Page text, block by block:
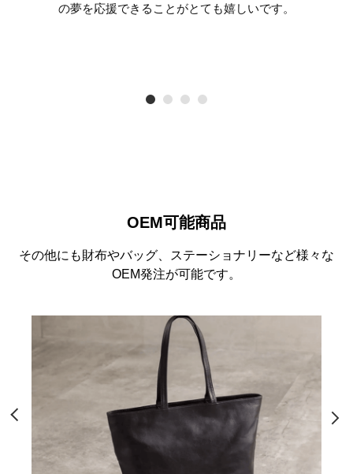
の夢を応援できることがとても嬉しいです。
OEM可能商品
その他にも財布やバッグ、ステーショナリーなど様々な
OEM発注が可能です。